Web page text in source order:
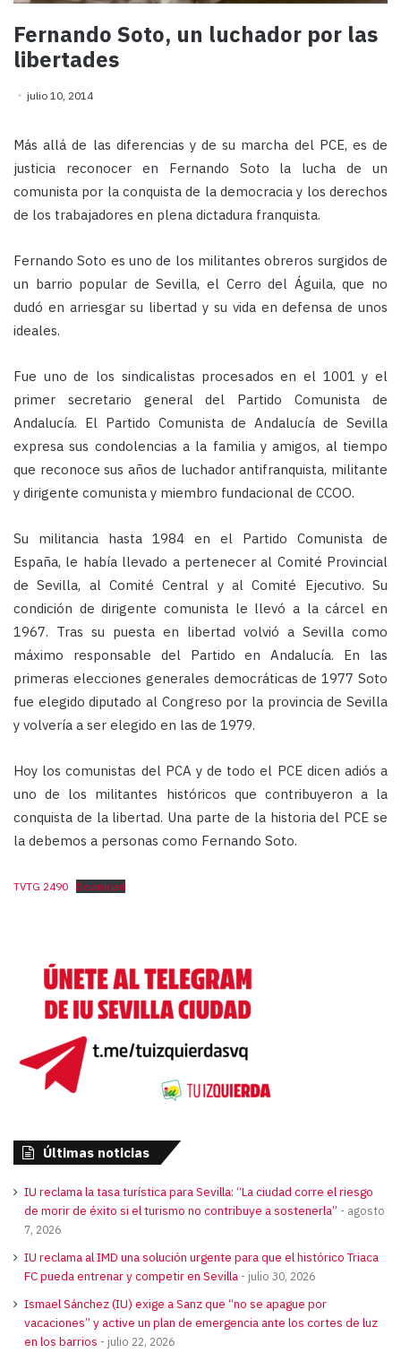
Fernando Soto, un luchador por las
libertades
julio 10, 2014
Más allá de las diferencias y de su marcha del PCE, es de
justicia reconocer en Fernando Soto la lucha de un
comunista por la conquista de la democracia y los derechos
de los trabajadores en plena dictadura franquista.
Fernando Soto es uno de los militantes obreros surgidos de
un barrio popular de Sevilla, el Cerro del Águila, que no
dudó en arriesgar su libertad y su vida en defensa de unos
ideales.
Fue uno de los sindicalistas procesados en el 1001 y el
primer secretario general del Partido Comunista de
Andalucía. El Partido Comunista de Andalucía de Sevilla
expresa sus condolencias a la familia y amigos, al tiempo
que reconoce sus años de luchador antifranquista, militante
y dirigente comunista y miembro fundacional de CCOO.
Su militancia hasta 1984 en el Partido Comunista de
España, le había llevado a pertenecer al Comité Provincial
de Sevilla, al Comité Central y al Comité Ejecutivo. Su
condición de dirigente comunista le llevó a la cárcel en
1967. Tras su puesta en libertad volvió a Sevilla como
máximo responsable del Partido en Andalucía. En las
primeras elecciones generales democráticas de 1977 Soto
fue elegido diputado al Congreso por la provincia de Sevilla
y volvería a ser elegido en las de 1979.
Hoy los comunistas del PCA y de todo el PCE dicen adiós a
uno de los militantes históricos que contribuyeron a la
conquista de la libertad. Una parte de la historia del PCE se
la debemos a personas como Fernando Soto.
TVTG 2490 Download
Últimas noticias
IU reclama la tasa turística para Sevilla: “La ciudad corre el riesgo
de morir de éxito si el turismo no contribuye a sostenerla”
agosto
7, 2026
IU reclama al IMD una solución urgente para que el histórico Triaca
FC pueda entrenar y competir en Sevilla
julio 30, 2026
Ismael Sánchez (IU) exige a Sanz que “no se apague por
vacaciones” y active un plan de emergencia ante los cortes de luz
en los barrios
julio 22, 2026